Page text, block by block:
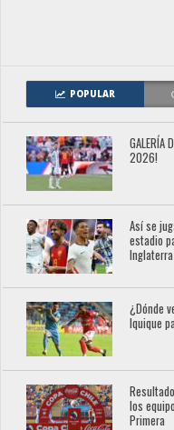
POPULAR
GALERÍA
2026!
Así se
estadio
Inglaterra
¿Dónde
Iquique
los
Primera